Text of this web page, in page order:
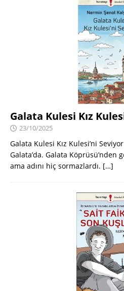
Galata Kulesi Kız
23/10/2025
Galata Kulesi Kız Kulesi’ni
Galata’da. Galata Köprüsü’nden
ama adını hiç sormazlardı. […]